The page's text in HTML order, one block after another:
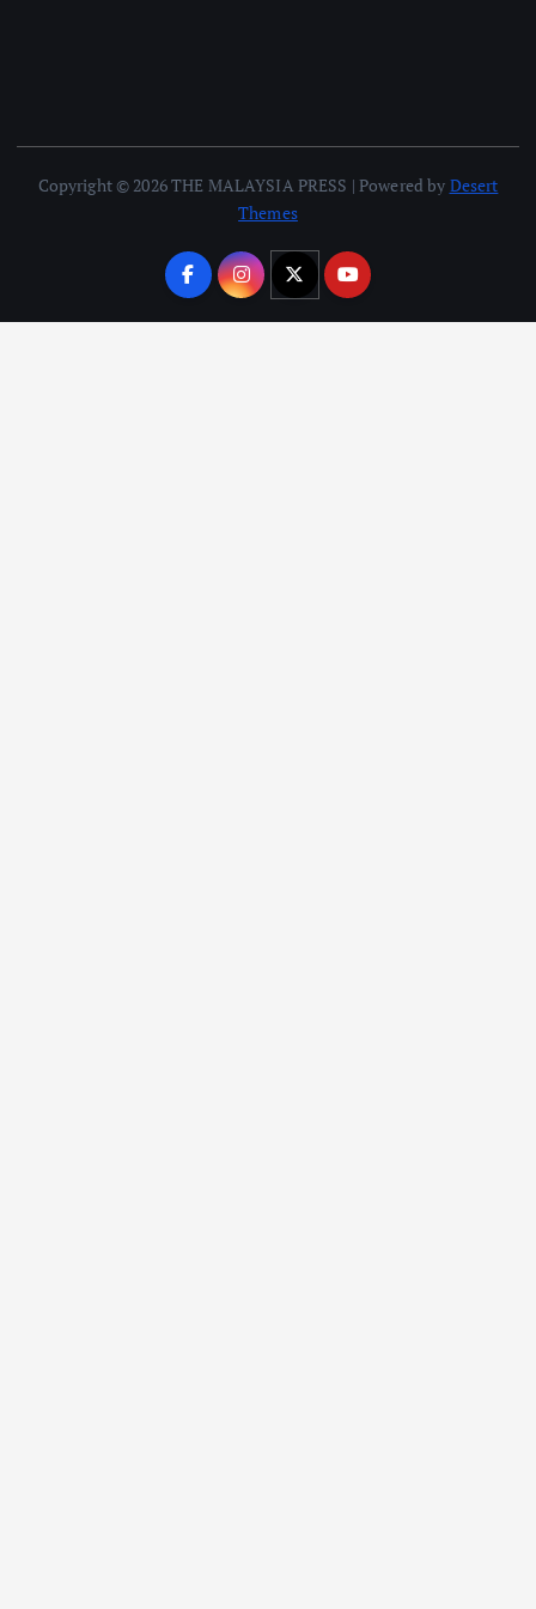
Copyright © 2026 THE MALAYSIA PRESS | Powered by Desert
Themes